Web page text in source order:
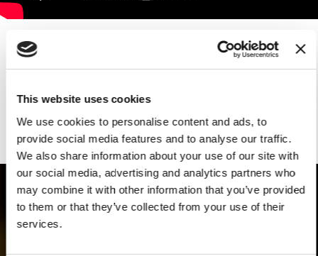
This website uses cookies
We use cookies to personalise content and ads, to
provide social media features and to analyse our traffic.
We also share information about your use of our site with
our social media, advertising and analytics partners who
may combine it with other information that you’ve provided
to them or that they’ve collected from your use of their
services.
ENGRAVING